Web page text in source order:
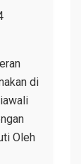
di
Oleh